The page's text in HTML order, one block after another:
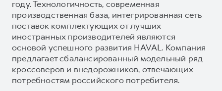
году. Технологичность, современная
производственная база, интегрированная сеть
поставок комплектующих от лучших
иностранных производителей являются
основой успешного развития HAVAL. Компания
предлагает сбалансированный модельный ряд
кроссоверов и внедорожников, отвечающих
потребностям российского потребителя.